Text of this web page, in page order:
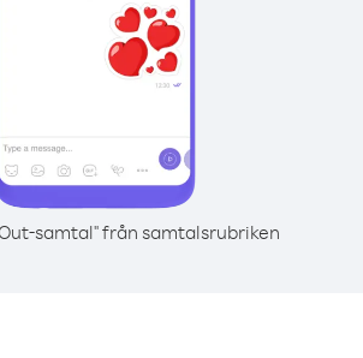
samtal" från samtalsrubriken